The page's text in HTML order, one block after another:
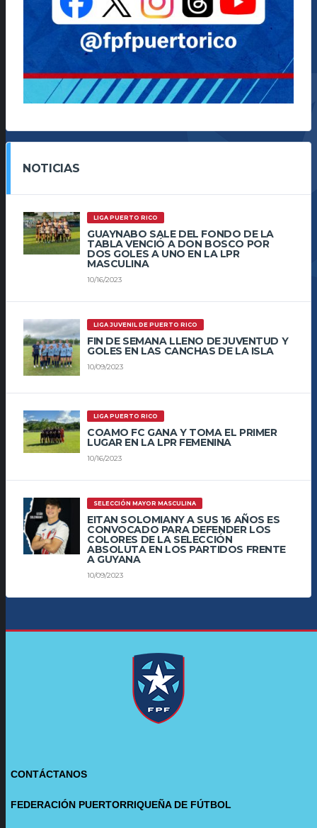
NOTICIAS
LIGA PUERTO RICO
GUAYNABO SALE DEL FONDO DE LA
TABLA VENCIÓ A DON BOSCO POR
DOS GOLES A UNO EN LA LPR
MASCULINA
10/16/2023
LIGA JUVENIL DE PUERTO RICO
FIN DE SEMANA LLENO DE JUVENTUD Y
GOLES EN LAS CANCHAS DE LA ISLA
10/09/2023
LIGA PUERTO RICO
COAMO FC GANA Y TOMA EL PRIMER
LUGAR EN LA LPR FEMENINA
10/16/2023
SELECCIÓN MAYOR MASCULINA
EITAN SOLOMIANY A SUS 16 AÑOS ES
CONVOCADO PARA DEFENDER LOS
COLORES DE LA SELECCIÓN
ABSOLUTA EN LOS PARTIDOS FRENTE
A GUYANA
10/09/2023
CONTÁCTANOS
FEDERACIÓN PUERTORRIQUEÑA DE FÚTBOL